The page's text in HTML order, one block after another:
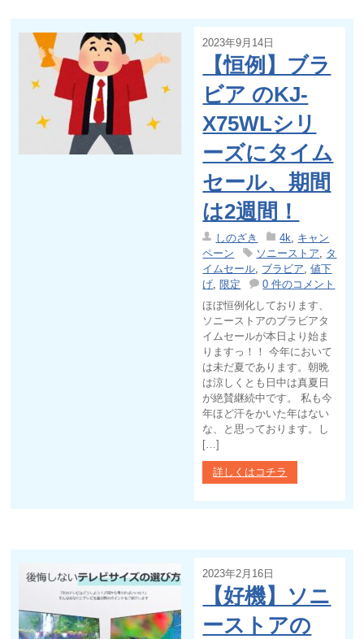
2023年9月14日
【恒例】ブラ
ビア のKJ-
X75WLシリ
ーズにタイム
セール、期間
は2週間！
しのざき 4k
キャン
ペーン
ソニーストア
タ
イムセール ブラビア ,値下
げ ,限定
0 件のコメント
ほぼ恒例化しております、
ソニーストアのブラビアタ
イムセールが本日より始ま
りますっ！！ 今年において
は未だ夏であります。朝晩
は涼しくとも日中は真夏日
が絶賛継続中です。 私も今
年ほど汗をかいた年はない
な、と思っております。し
[…]
詳しくはコチラ
2023年2月16日
【好機】ソニ
ーストアの